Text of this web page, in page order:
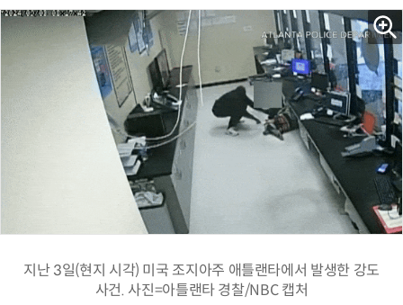
지난 3일(현지 시각) 미국 조지아주 애틀랜타에서 발생한 강도
사건. 사진=아틀랜타 경찰/NBC 캡처